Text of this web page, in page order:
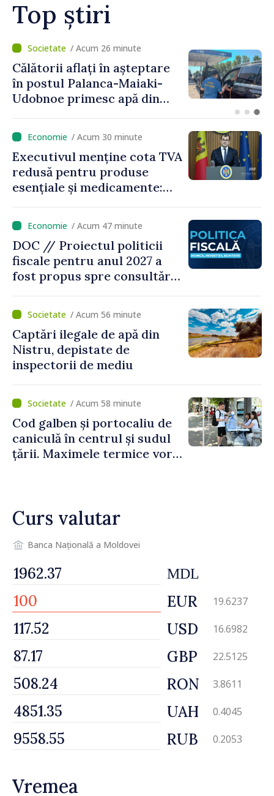
Top știri
/ Acum 8 minute
Ministra Finanțelor explică
principalele modificări
propuse la politica fiscală
venit
/ Acum 30 minute
Executivul menține cota TVA
redusă pentru produse
esențiale și medicamente:
pe seama consumului de
bază al oamenilor”
/ Acum 47 minute
DOC // Proiectul politicii
fiscale pentru anul 2027 a
fost propus spre consultări
/ Acum 56 minute
Captări ilegale de apă din
Nistru, depistate de
inspectorii de mediu
/ Acum 58 minute
Cod galben și portocaliu de
caniculă în centrul și sudul
țării. Maximele termice vor
Curs valutar
Banca Națională a Moldovei
MDL
EUR 19.6237
USD 16.6982
GBP 22.5125
RON 3.8611
UAH 0.4045
RUB 0.2053
Vremea